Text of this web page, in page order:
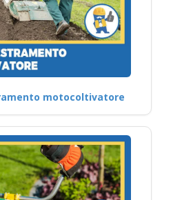
motocoltivatore